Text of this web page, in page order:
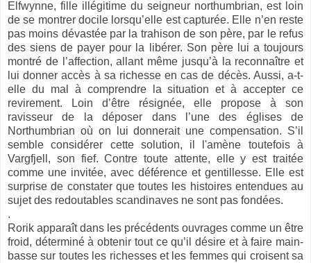
Elfwynne, fille illégitime du seigneur northumbrian, est loin
de se montrer docile lorsqu’elle est capturée. Elle n’en reste
pas moins dévastée par la trahison de son père, par le refus
des siens de payer pour la libérer. Son père lui a toujours
montré de l’affection, allant même jusqu’à la reconnaître et
lui donner accès à sa richesse en cas de décès. Aussi, a-t-
elle du mal à comprendre la situation et à accepter ce
revirement. Loin d’être résignée, elle propose à son
ravisseur de la déposer dans l’une des églises de
Northumbrian où on lui donnerait une compensation. S’il
semble considérer cette solution, il l'amène toutefois à
Vargfjell, son fief. Contre toute attente, elle y est traitée
comme une invitée, avec déférence et gentillesse. Elle est
surprise de constater que toutes les histoires entendues au
sujet des redoutables scandinaves ne sont pas fondées.
.
Rorik apparaît dans les précédents ouvrages comme un être
froid, déterminé à obtenir tout ce qu’il désire et à faire main-
basse sur toutes les richesses et les femmes qui croisent sa